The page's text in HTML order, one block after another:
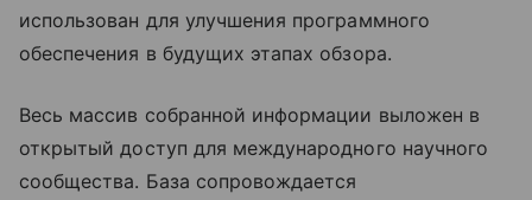
использован для улучшения программного
обеспечения в будущих этапах обзора.
Весь массив собранной информации выложен в
открытый доступ для международного научного
сообщества. База сопровождается